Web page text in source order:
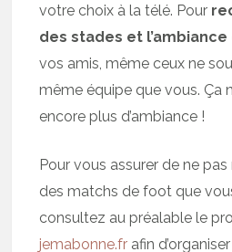
votre choix à la télé. Pour
des stades et
vos amis, même ceux ne
même équipe que vous. Ça
encore plus d’ambiance !
Pour vous assurer de ne
des matchs de foot que
consultez au préalable le
jemabonne.fr afin